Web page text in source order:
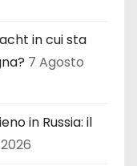
in cui sta
7 Agosto
in Russia: il